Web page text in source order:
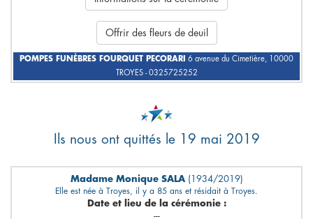
Offrir des fleurs de deuil
POMPES FUNÈBRES FOURQUET PECORARI
6 avenue du Cimetière, 10000
TROYES - 0325725252
Ils nous ont quittés le 19 mai 2019
Madame Monique SALA (1934/2019)
Elle est née à Troyes, il y a 85 ans et résidait à Troyes.
Date et lieu de la cérémonie :
---